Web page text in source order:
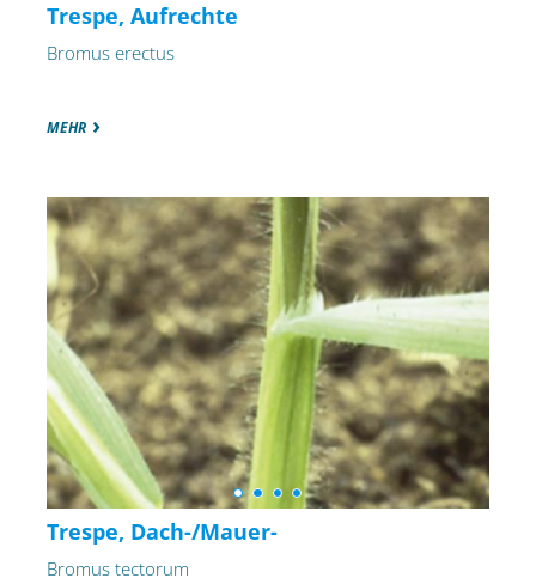
Trespe, Aufrechte
Bromus erectus
MEHR
Trespe, Dach-/Mauer-
Bromus tectorum